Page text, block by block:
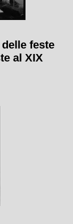
feste
al XIX